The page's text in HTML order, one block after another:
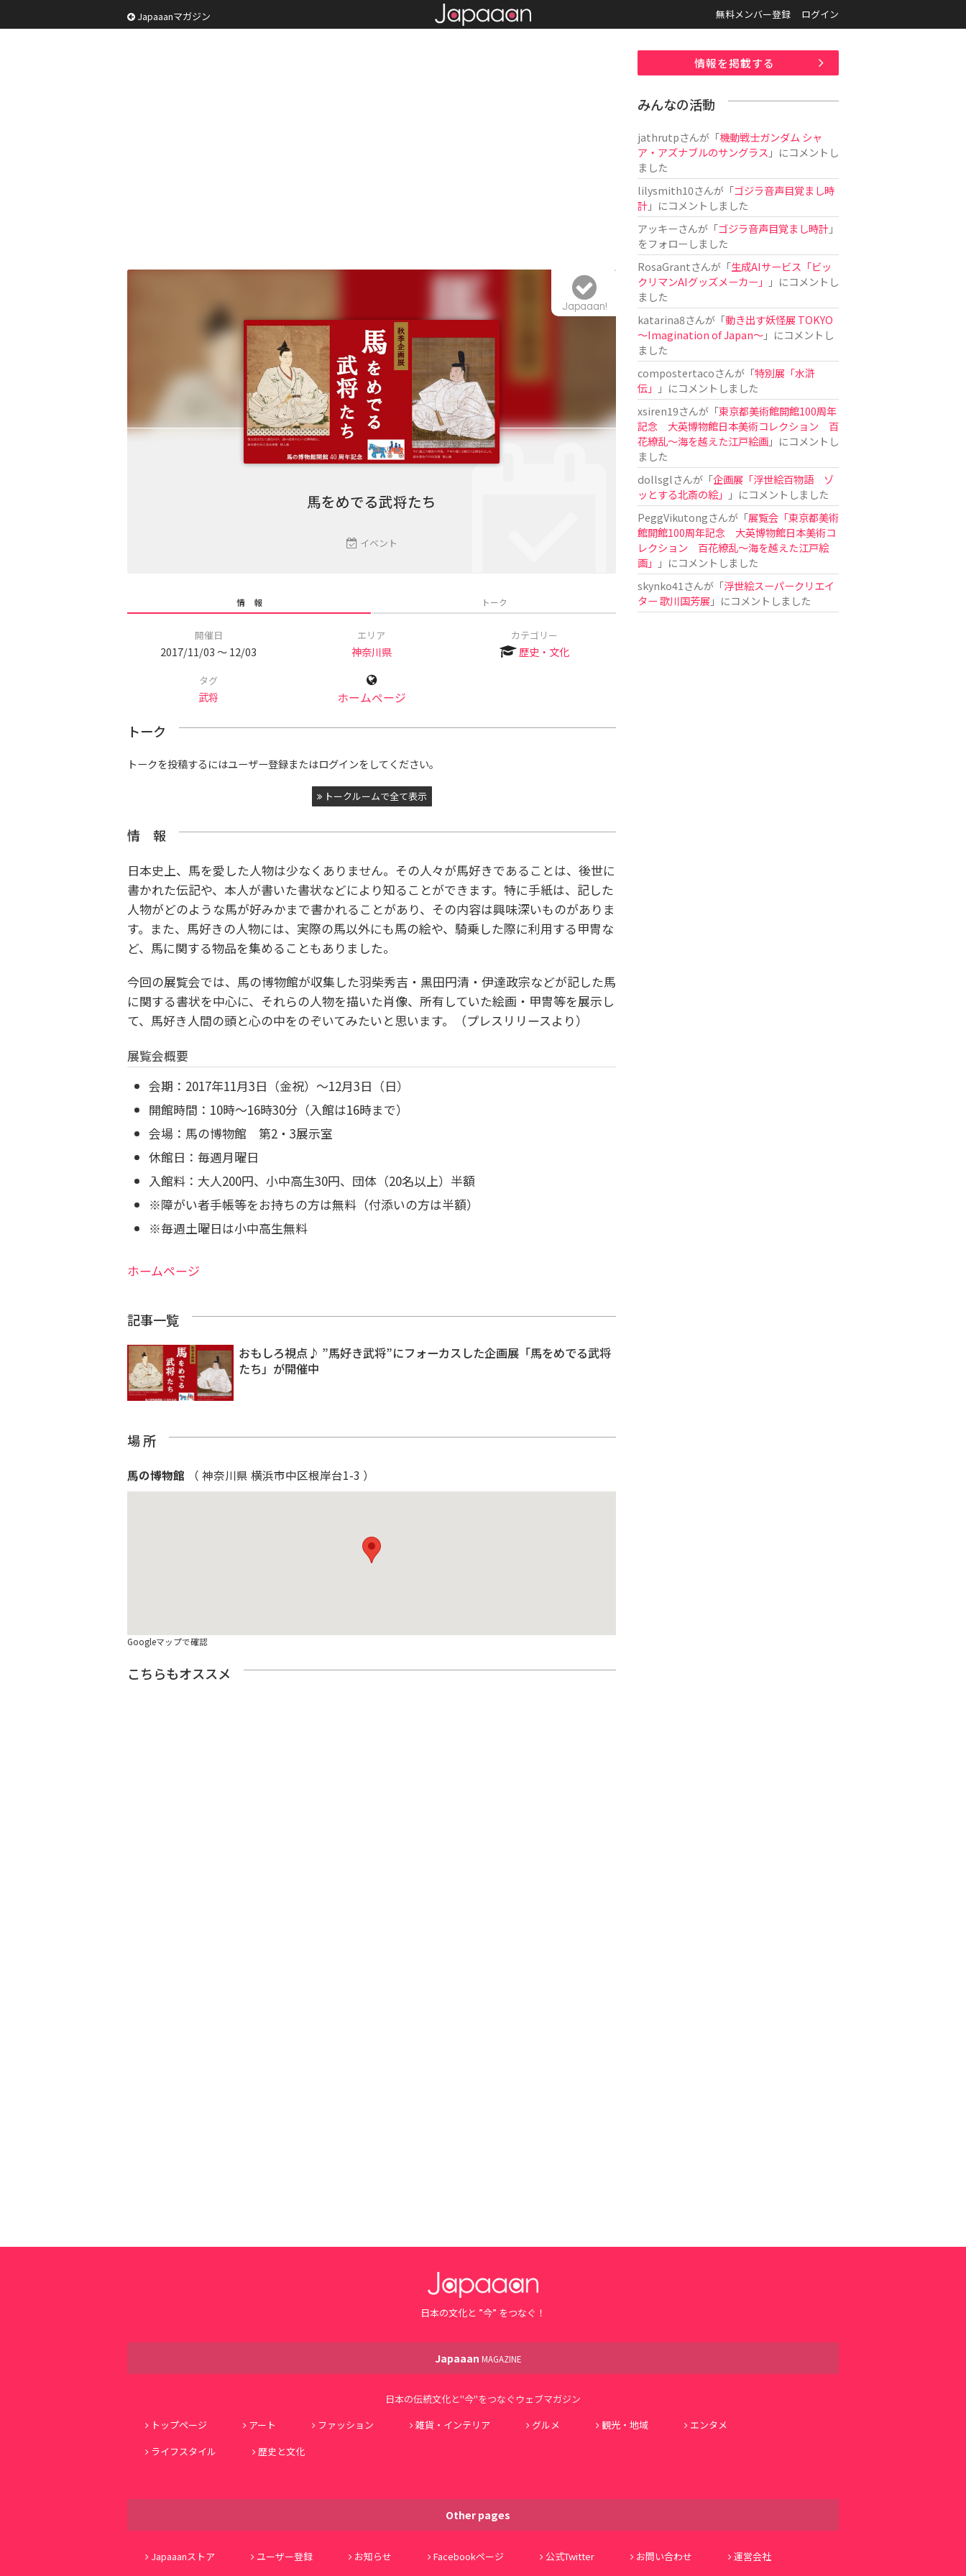
Japaaanマガジン 無料メンバー登録 ログイン
馬をめでる武将たち
イベント
Japaaan!
情 報 トーク
開催日
2017/11/03 〜 12/03
エリア
神奈川県
カテゴリー
歴史・文化
タグ
武将 ホームページ
トーク
トークを投稿するにはユーザー登録またはログインをしてください。
トークルームで全て表示
情 報
日本史上、馬を愛した人物は少なくありません。その人々が馬好きであることは、後世に
書かれた伝記や、本人が書いた書状などにより知ることができます。特に手紙は、記した
人物がどのような馬が好みかまで書かれることがあり、その内容は興味深いものがありま
す。また、馬好きの人物には、実際の馬以外にも馬の絵や、騎乗した際に利用する甲冑な
ど、馬に関する物品を集めることもありました。
今回の展覧会では、馬の博物館が収集した羽柴秀吉・黒田円清・伊達政宗などが記した馬
に関する書状を中心に、それらの人物を描いた肖像、所有していた絵画・甲冑等を展示し
て、馬好き人間の頭と心の中をのぞいてみたいと思います。（プレスリリースより）
展覧会概要
会期： 2017年11月3日（金祝）～12月3日（日）
開館時間： 10時～16時30分（入館は16時まで）
会場： 馬の博物館 第2・3展示室
休館日： 毎週月曜日
入館料： 大人200円、小中高生30円、団体（20名以上）半額
※障がい者手帳等をお持ちの方は無料（付添いの方は半額）
※毎週土曜日は小中高生無料
ホームページ
記事一覧
おもしろ視点♪ ”馬好き武将”にフォーカスした企画展「馬をめでる武将
たち」が開催中
場 所
馬の博物館 （ 神奈川県 横浜市中区根岸台1-3 ）
Googleマップで確認
こちらもオススメ
情報を掲載する
みんなの活動
jathrutpさんが「機動戦士ガンダム シャ
ア・アズナブルのサングラス 」にコメントし
ました
lilysmith10さんが「ゴジラ音声目覚まし時
計」にコメントしました
アッキーさんが「ゴジラ音声目覚まし時計」
をフォローしました
RosaGrantさんが「生成AIサービス「ビッ
クリマンAIグッズメーカー」
」にコメントし
ました
katarina8さんが「動き出す妖怪展 TOKYO
〜Imagination of Japan〜」にコメントし
ました
compostertacoさんが「特別展「水滸
伝」
」にコメントしました
xsiren19さんが「東京都美術館開館100周年
記念 大英博物館日本美術コレクション 百
花繚乱～海を越えた江戸絵画」にコメントし
ました
dollsglさんが「企画展「浮世絵百物語 ゾ
ッとする北斎の絵」
」にコメントしました
PeggVikutongさんが「展覧会「東京都美術
館開館100周年記念 大英博物館日本美術コ
レクション 百花繚乱〜海を越えた江戸絵
画」
」にコメントしました
skynko41 さんが「浮世絵スーパークリエイ
ター 歌川国芳展 」にコメントしました
日本の文化と ”今” をつなぐ！
Japaaan MAGAZINE
日本の伝統文化と"今"をつなぐウェブマガジン
トップページ
アート ファッション 雑貨・インテリア グルメ 観光・地域
エンタメ
ライフスタイル
歴史と文化
Other pages
Japaaanストア ユーザー登録 お知らせ Facebookページ 公式Twitter お問い合わせ 運営会社